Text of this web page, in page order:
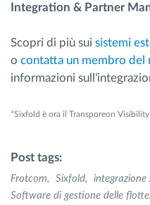
Integration & Partner
Scopri di più sui sistemi
o contatta un membro del
informazioni
*Sixfold è ora il Transporeon
Post tags:
Frotcom Sixfold integrazione
Software di gestione delle flotte